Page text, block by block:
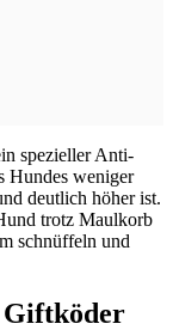
spezieller Anti-
Hundes weniger
deutlich höher ist.
trotz Maulkorb
schnüffeln und
Giftköder